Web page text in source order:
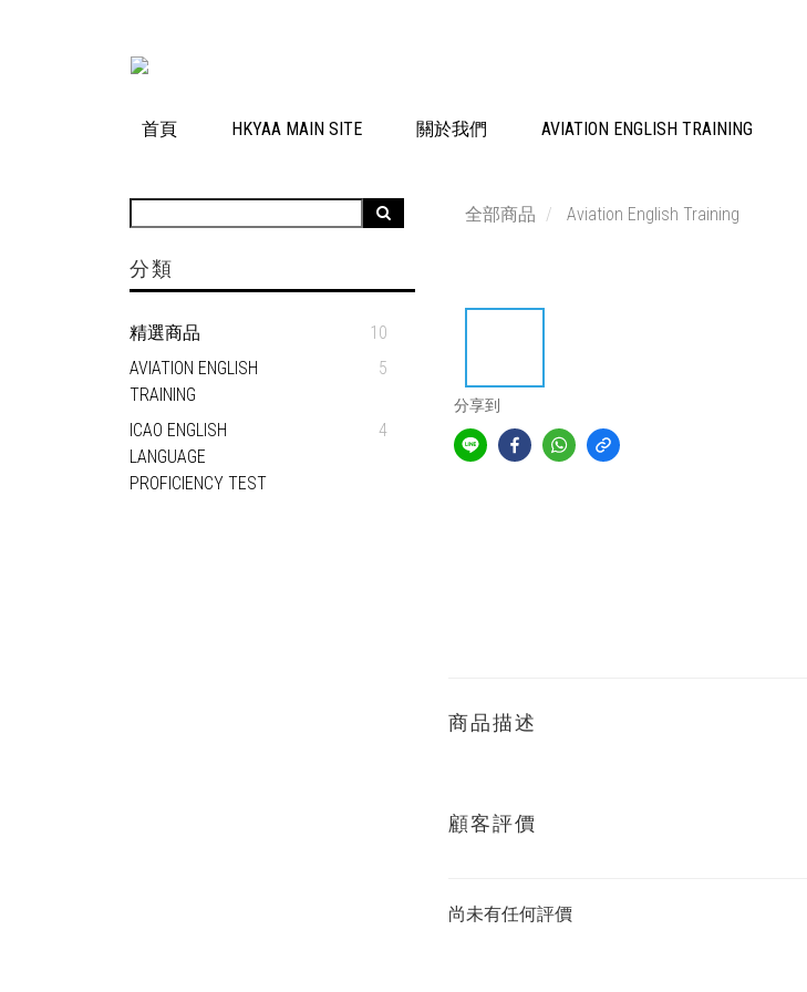
首頁 HKYAA MAIN SITE 關於我們 AVIATION ENGLISH TRAINING
分類
精選商品
10
AVIATION ENGLISH
TRAINING
5
ICAO ENGLISH
LANGUAGE
PROFICIENCY TEST
4
全部商品 Aviation English Training
分享到
商品描述
顧客評價
尚未有任何評價